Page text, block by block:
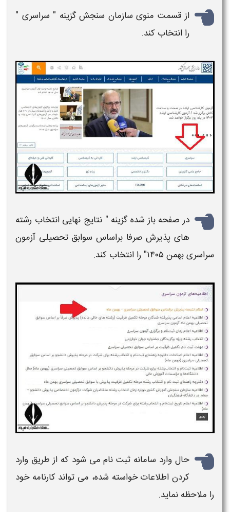
از قسمت منوی سازمان سنجش گزینه " سراسری "
را انتخاب کند.
در صفحه باز شده گزینه " نتایج نهایی انتخاب رشته
های پذيرش صرفا براساس سوابق تحصيلی آزمون
سراسری بهمن ۱۴۰۵
" را انتخاب کند.
حال وارد سامانه ثبت ناممی شود که از طریق وارد
کردن اطلاعات خواسته شده، می تواند کارنامه خود
را ملاحظه نماید.